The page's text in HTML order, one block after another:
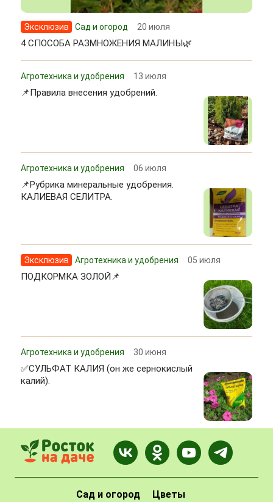
Эксклюзив Сад и огород 20 июля
4 СПОСОБА РАЗМНОЖЕНИЯ МАЛИНЫ🌿
Агротехника и удобрения 13 июля
📌Правила внесения удобрений.
Агротехника и удобрения 06 июля
📌Рубрика минеральные удобрения.
КАЛИЕВАЯ СЕЛИТРА.
Эксклюзив Агротехника и удобрения 05 июля
ПОДКОРМКА ЗОЛОЙ📌
Агротехника и удобрения 30 июня
✅СУЛЬФАТ КАЛИЯ (он же сернокислый
калий).
Сад и огород Цветы